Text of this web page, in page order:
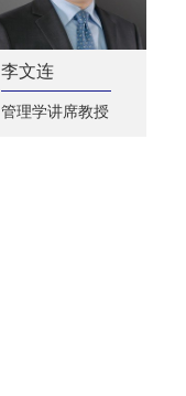
李文连
管理学讲席教授